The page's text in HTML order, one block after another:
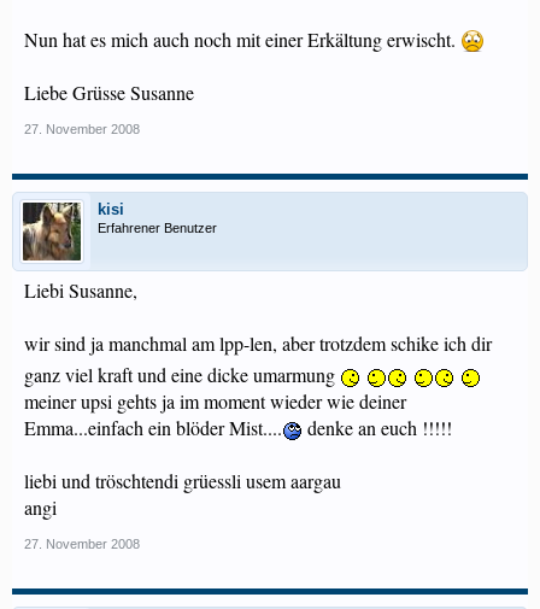
Nun hat es mich auch noch mit einer Erkältung erwischt.
Liebe Grüsse Susanne
27. November 2008
kisi
Erfahrener Benutzer
Liebi Susanne,
wir sind ja manchmal am lpp-len, aber trotzdem schike ich dir
ganz viel kraft und eine dicke umarmung
meiner upsi gehts ja im moment wieder wie deiner
Emma...einfach ein blöder Mist....
denke an euch !!!!!
liebi und tröschtendi grüessli usem aargau
angi
27. November 2008